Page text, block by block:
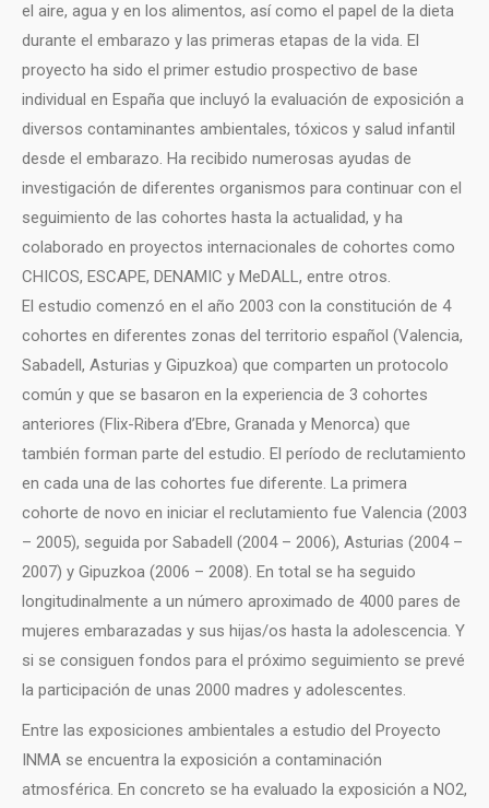
el aire, agua y en los alimentos, así como el papel de la dieta
durante el embarazo y las primeras etapas de la vida. El
proyecto ha sido el primer estudio prospectivo de base
individual en España que incluyó la evaluación de exposición a
diversos contaminantes ambientales, tóxicos y salud infantil
desde el embarazo. Ha recibido numerosas ayudas de
investigación de diferentes organismos para continuar con el
seguimiento de las cohortes hasta la actualidad, y ha
colaborado en proyectos internacionales de cohortes como
CHICOS, ESCAPE, DENAMIC y MeDALL, entre otros.
El estudio comenzó en el año 2003 con la constitución de 4
cohortes en diferentes zonas del territorio español (Valencia,
Sabadell, Asturias y Gipuzkoa) que comparten un protocolo
común y que se basaron en la experiencia de 3 cohortes
anteriores (Flix-Ribera d’Ebre, Granada y Menorca) que
también forman parte del estudio. El período de reclutamiento
en cada una de las cohortes fue diferente. La primera
cohorte de novo en iniciar el reclutamiento fue Valencia (2003
– 2005), seguida por Sabadell (2004 – 2006), Asturias (2004 –
2007) y Gipuzkoa (2006 – 2008). En total se ha seguido
longitudinalmente a un número aproximado de 4000 pares de
mujeres embarazadas y sus hijas/os hasta la adolescencia. Y
si se consiguen fondos para el próximo seguimiento se prevé
la participación de unas 2000 madres y adolescentes.
Entre las exposiciones ambientales a estudio del Proyecto
INMA se encuentra la exposición a contaminación
atmosférica. En concreto se ha evaluado la exposición a NO2,